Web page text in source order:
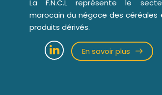
La F.N.C.L représente le
marocain du négoce des céréales
produits dérivés.
En savoir plus